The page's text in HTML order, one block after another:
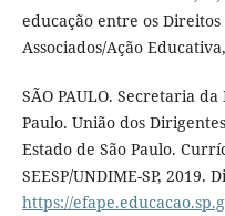
educação entre os Direitos
Associados/Ação
SÃO PAULO. Secretaria
Paulo. União dos
Estado de São Paulo.
SEESP/UNDIME-SP, 2019.
https://